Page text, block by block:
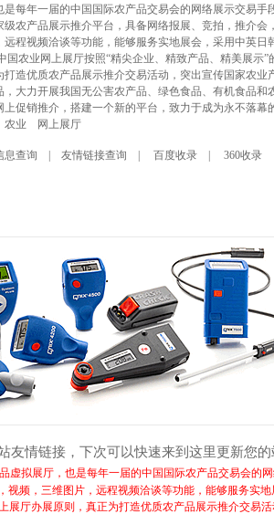
是每年一届的中国国际农产品交易会的网络展示交易手
级农产品展示推介平台，具备网络报展、竞拍，推介会
远程视频洽谈等功能，能够服务实地展会，采用中英日
国农业网上展厅按照“精尖企业、精致产品、精美展示”
打造优质农产品展示推介交易活动，突出宣传国家农业
，大力开展我国无公害农产品、绿色食品、有机食品和
上促销推介，搭建一个新的平台，致力于成为永不落幕
农业 网上展厅
息查询 友情链接查询 百度收录 360收录
友情链接，下次可以快速来到这里更新您
拟展厅，也是每年一届的中国国际农产品交易会的
频，三维图片，远程视频洽谈等功能，能够服务实
厅办展原则，真正为打造优质农产品展示推介交易